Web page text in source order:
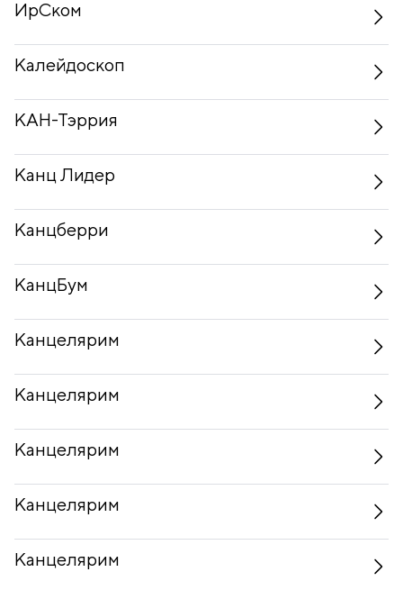
ИрСком
Калейдоскоп
КАН-Тэррия
Канц Лидер
Канцберри
КанцБум
Канцелярим
Канцелярим
Канцелярим
Канцелярим
Канцелярим